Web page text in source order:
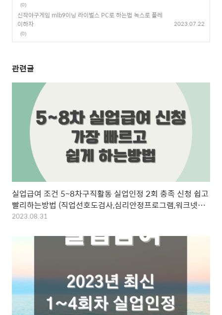
(0)
신작야구게임 mlb9이닝 라이벌스 PC로 하는법 녹스로 플레
이하자
(0)
2023.07.22
관련글
실업급여 조건 5~8차구직활동 실업인정 2회 충족 신청 쉽고
빨리하는방법 (직업선호도검사,심리안정프로그램,워크넷입
사지원)
2023.08.31